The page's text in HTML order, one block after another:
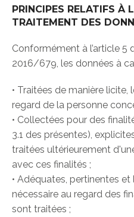
PRINCIPES RELATIFS À
TRAITEMENT DES
Conformément à l’article 5
2016/679, les données à
• Traitées de manière
regard de la personne
• Collectées pour des
3.1 des présentes),
traitées ultérieurement
avec ces finalités ;
• Adéquates, pertinentes
nécessaire au regard des
sont traitées ;